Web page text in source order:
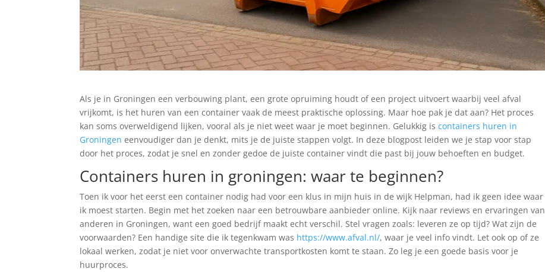
Als je in Groningen een verbouwing plant, een grote opruiming houdt of een project uitvoert waarbij veel afval
vrijkomt, is het huren van een container vaak de meest praktische oplossing. Maar hoe pak je dat aan? Het proces
kan soms overweldigend lijken, vooral als je niet weet waar je moet beginnen. Gelukkig iscontainers huren in
Groningen eenvoudiger dan je denkt, mits je de juiste stappen volgt. In deze blogpost leiden we je stap voor stap
door het proces, zodat je snel en zonder gedoe de juiste container vindt die past bij jouw behoeften en budget.
Containers huren in groningen: waar te beginnen?
Toen ik voor het eerst een container nodig had voor een klus in mijn huis in de wijk Helpman, had ik geen idee waar
ik moest starten. Begin met het zoeken naar een betrouwbare aanbieder online. Kijk naar reviews en ervaringen van
anderen in Groningen, want een goed bedrijf maakt echt verschil. Stel vragen zoals: leveren ze op tijd? Wat zijn de
voorwaarden? Een handige site die ik tegenkwam was https://www.afval.nl/, waar je veel info vindt. Let ook op of ze
lokaal werken, zodat je niet voor onverwachte transportkosten komt te staan. Zo leg je een goede basis voor je
huurproces.